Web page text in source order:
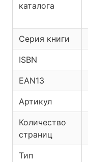
каталога
Серия книги
ISBN
EAN13
Артикул
Количество
страниц
Тип